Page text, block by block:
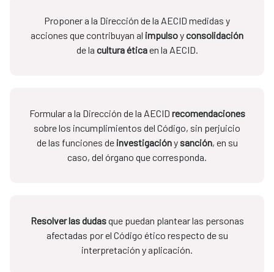
Proponer a la Dirección de la AECID medidas y
acciones que contribuyan al impulsoyconsolidación
de la cultura éticaen la AECID.
Formular a la Dirección de la AECID recomendaciones
sobre los incumplimientos del Código, sin perjuicio
de las funciones de investigaciónysanción, en su
caso, del órgano que corresponda.
Resolver las dudasque puedan plantear las personas
afectadas por el Código ético respecto de su
interpretación y aplicación.